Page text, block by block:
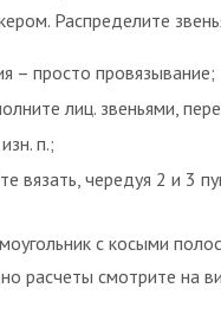
Распределите
– просто провязывание;
лиц. звеньями,
п.;
вязать, чередуя 2 и 3
с косыми
расчеты смотрите на